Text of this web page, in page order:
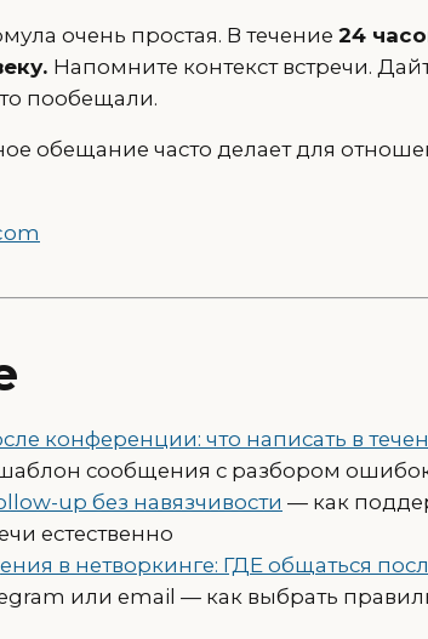
очень простая. В течение 24
Напомните контекст встречи.
пообещали.
обещание часто делает для
конференции: что написать в
шаблон сообщения с разбором
up без навязчивости — как
естественно
в нетворкинге: ГДЕ общаться
или email — как выбрать